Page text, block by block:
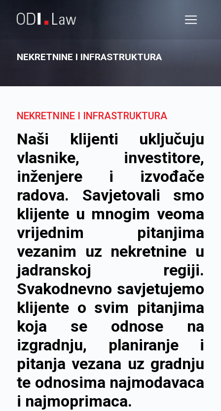
NEKRETNINE I INFRASTRUKTURA
NEKRETNINE I INFRASTRUKTURA
Naši klijenti uključuju
vlasnike, investitore,
inženjere i izvođače
radova. Savjetovali smo
klijente u mnogim veoma
vrijednim pitanjima
vezanim uz nekretnine u
jadranskoj regiji.
Svakodnevno savjetujemo
klijente o svim pitanjima
koja se odnose na
izgradnju, planiranje i
pitanja vezana uz gradnju
te odnosima najmodavaca
i najmoprimaca.